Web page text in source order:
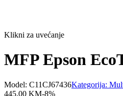
Klikni za uvećanje
MFP Epson
Model: C11CJ67436Kategorija:
445,00 KM-8%